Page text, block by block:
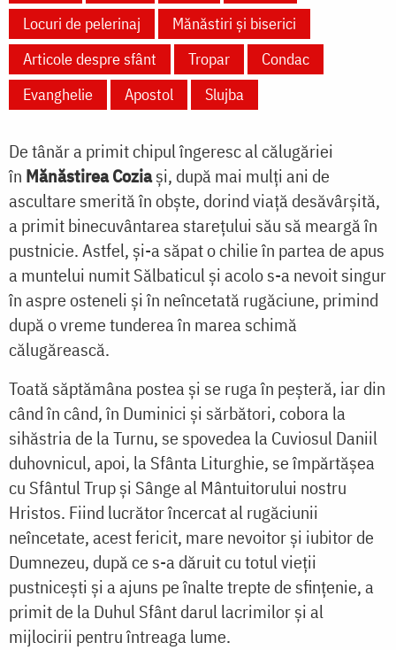
Locuri de pelerinaj
Mănăstiri și biserici
Articole despre sfânt
Tropar
Condac
Evanghelie
Apostol Slujba
De tânăr a primit chipul îngeresc al călugăriei
în Mănăstirea Coziași, după mai mulți ani de
ascultare smerită în obște, dorind viață desăvârșită,
a primit binecuvântarea starețului său să meargă în
pustnicie. Astfel, și-a săpat o chilie în partea de apus
a muntelui numit Sălbaticul și acolo s-a nevoit singur
în aspre osteneli și în neîncetată rugăciune, primind
după o vreme tunderea în marea schimă
călugărească.
Toată săptămâna postea și se ruga în peșteră, iar din
când în când, în Duminici și sărbători, cobora la
sihăstria de la Turnu, se spovedea la Cuviosul Daniil
duhovnicul, apoi, la Sfânta Liturghie, se împărtășea
cu Sfântul Trup și Sânge al Mântuitorului nostru
Hristos. Fiind lucrător încercat al rugăciunii
neîncetate, acest fericit, mare nevoitor și iubitor de
Dumnezeu, după ce s-a dăruit cu totul vieții
pustnicești și a ajuns pe înalte trepte de sfințenie, a
primit de la Duhul Sfânt darul lacrimilor și al
mijlocirii pentru întreaga lume.